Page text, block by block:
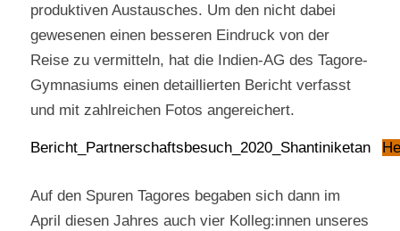
produktiven Austausches. Um den nicht dabei
gewesenen einen besseren Eindruck von der
Reise zu vermitteln, hat die Indien-AG des Tagore-
Gymnasiums einen detaillierten Bericht verfasst
und mit zahlreichen Fotos angereichert.
Bericht_Partnerschaftsbesuch_2020_Shantiniketan
Auf den Spuren Tagores begaben sich dann im
April diesen Jahres auch vier Kolleg:innen unseres